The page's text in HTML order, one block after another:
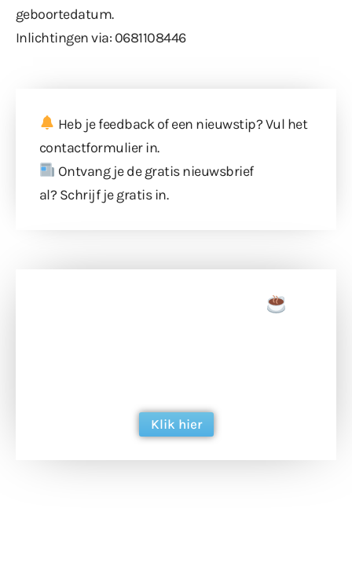
geboortedatum.
Inlichtingen via: 0681108446
Heb je feedback of een nieuwstip? Vul het
contactformulierin.
Ontvang je de gratis nieuwsbrief
al? Schrijf je gratis in.
Klik hier